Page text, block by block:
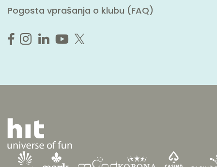
Pogosta vprašanja o klubu (FAQ)